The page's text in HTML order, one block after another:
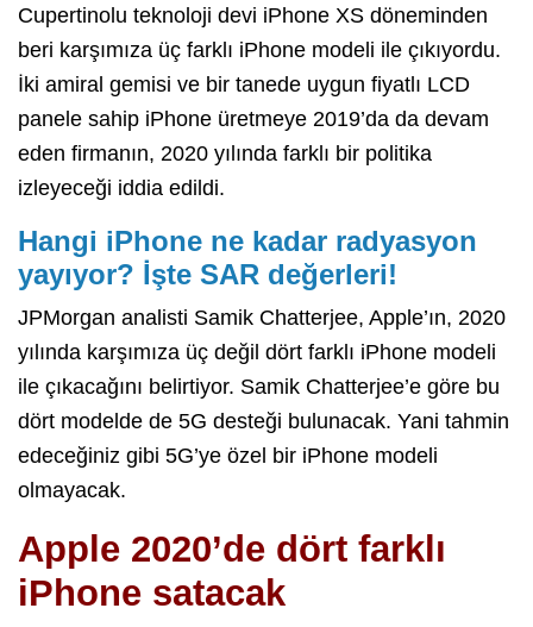
Cupertinolu teknoloji devi iPhone XS döneminden
beri karşımıza üç farklı iPhone modeli ile çıkıyordu.
İki amiral gemisi ve bir tanede uygun fiyatlı LCD
panele sahip iPhone üretmeye 2019’da da devam
eden firmanın, 2020 yılında farklı bir politika
izleyeceği iddia edildi.
Hangi iPhone ne kadar radyasyon
yayıyor? İşte SAR değerleri!
JPMorgan analisti Samik Chatterjee, Apple’ın, 2020
yılında karşımıza üç değil dört farklı iPhone modeli
ile çıkacağını belirtiyor. Samik Chatterjee’e göre bu
dört modelde de 5G desteği bulunacak. Yani tahmin
edeceğiniz gibi 5G’ye özel bir iPhone modeli
olmayacak.
Apple 2020’de dört farklı
iPhone satacak